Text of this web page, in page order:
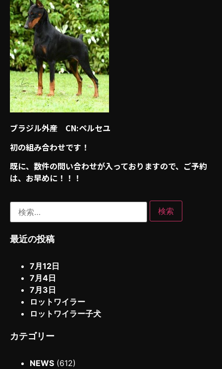
ブラジル外産 CN:ペルセユ
初の組み合わせです！
既に、数件の問い合わせが入っておりますので、ご予約
は、お早めに！！！
最近の投稿
7月12日
7月4日
7月3日
ロットワイラー
ロットワイラー子犬
カテゴリー
NEWS (612)